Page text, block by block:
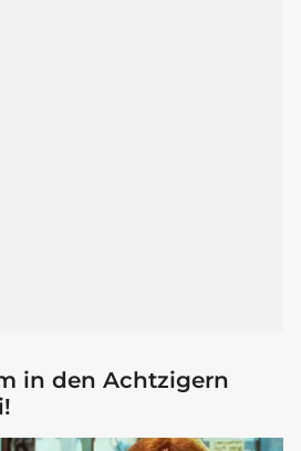
in den Achtzigern